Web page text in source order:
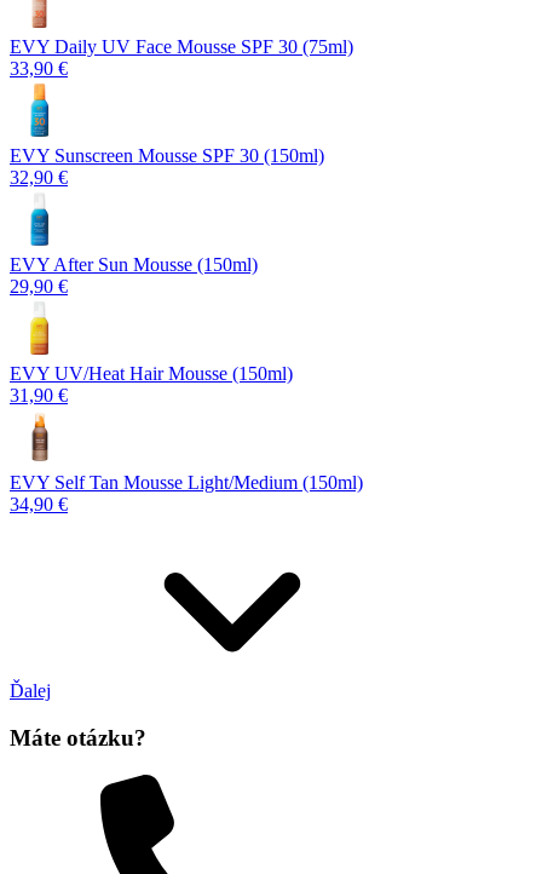
EVY Daily UV Face Mousse SPF 30 (75ml)
33,90 €
EVY Sunscreen Mousse SPF 30 (150ml)
32,90 €
EVY After Sun Mousse (150ml)
29,90 €
EVY UV/Heat Hair Mousse (150ml)
31,90 €
EVY Self Tan Mousse Light/Medium (150ml)
34,90 €
Ďalej
Máte otázku?